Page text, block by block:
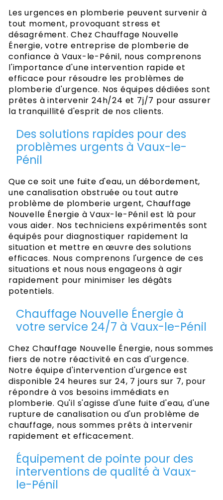
Les urgences en plomberie peuvent survenir à
tout moment, provoquant stress et
désagrément. Chez Chauffage Nouvelle
Énergie, votre entreprise de plomberie de
confiance à Vaux-le-Pénil, nous comprenons
l'importance d'une intervention rapide et
efficace pour résoudre les problèmes de
plomberie d'urgence. Nos équipes dédiées sont
prêtes à intervenir 24h/24 et 7j/7 pour assurer
la tranquillité d'esprit de nos clients.
Des solutions rapides pour des
problèmes urgents à Vaux-le-
Pénil
Que ce soit une fuite d'eau, un débordement,
une canalisation obstruée ou tout autre
problème de plomberie urgent, Chauffage
Nouvelle Énergie à Vaux-le-Pénil est là pour
vous aider. Nos techniciens expérimentés sont
équipés pour diagnostiquer rapidement la
situation et mettre en œuvre des solutions
efficaces. Nous comprenons l'urgence de ces
situations et nous nous engageons à agir
rapidement pour minimiser les dégâts
potentiels.
Chauffage Nouvelle Énergie à
votre service 24/7 à Vaux-le-Pénil
Chez Chauffage Nouvelle Énergie, nous sommes
fiers de notre réactivité en cas d'urgence.
Notre équipe d'intervention d'urgence est
disponible 24 heures sur 24, 7 jours sur 7, pour
répondre à vos besoins immédiats en
plomberie. Qu'il s'agisse d'une fuite d'eau, d'une
rupture de canalisation ou d'un problème de
chauffage, nous sommes prêts à intervenir
rapidement et efficacement.
Équipement de pointe pour des
interventions de qualité à Vaux-
le-Pénil